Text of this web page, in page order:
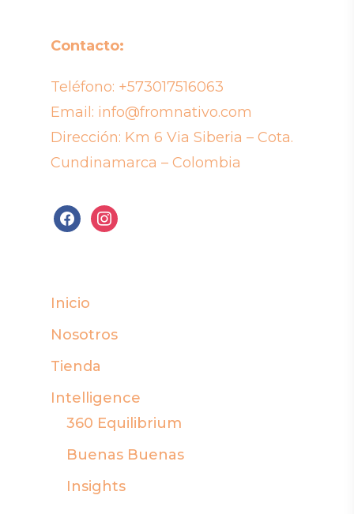
Contacto:
Teléfono: +573017516063
Email: info@fromnativo.com
Dirección: Km 6 Via Siberia – Cota.
Cundinamarca – Colombia
facebookinstagram
Inicio
Nosotros
Tienda
Intelligence
360 Equilibrium
Buenas Buenas
Insights